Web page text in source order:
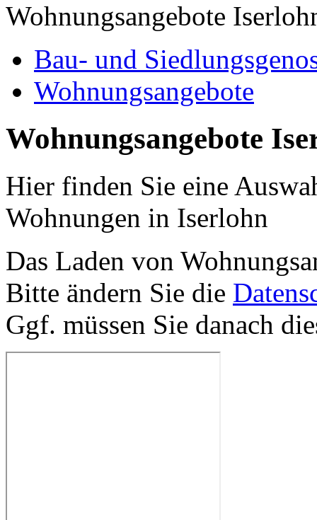
Wohnungsangebote
Bau- und
Wohnungsangebote
Wohnungsangebote
Hier finden Sie eine
Wohnungen in Iserlohn
Das Laden von
Bitte ändern Sie die
Ggf. müssen Sie danach